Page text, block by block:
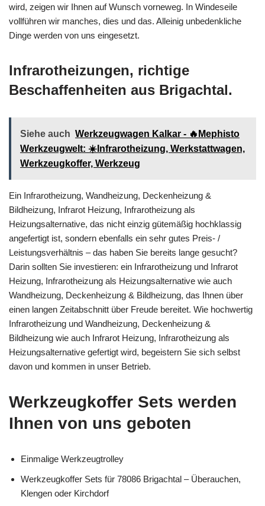
wird, zeigen wir Ihnen auf Wunsch vorneweg. In Windeseile
vollführen wir manches, dies und das. Alleinig unbedenkliche
Dinge werden von uns eingesetzt.
Infrarotheizungen, richtige
Beschaffenheiten aus Brigachtal.
Siehe auch Werkzeugwagen Kalkar - 🔥Mephisto
Werkzeugwelt: ☀️Infrarotheizung, Werkstattwagen,
Werkzeugkoffer, Werkzeug
Ein Infrarotheizung, Wandheizung, Deckenheizung &
Bildheizung, Infrarot Heizung, Infrarotheizung als
Heizungsalternative, das nicht einzig gütemäßig hochklassig
angefertigt ist, sondern ebenfalls ein sehr gutes Preis- /
Leistungsverhältnis – das haben Sie bereits lange gesucht?
Darin sollten Sie investieren: ein Infrarotheizung und Infrarot
Heizung, Infrarotheizung als Heizungsalternative wie auch
Wandheizung, Deckenheizung & Bildheizung, das Ihnen über
einen langen Zeitabschnitt über Freude bereitet. Wie hochwertig
Infrarotheizung und Wandheizung, Deckenheizung &
Bildheizung wie auch Infrarot Heizung, Infrarotheizung als
Heizungsalternative gefertigt wird, begeistern Sie sich selbst
davon und kommen in unser Betrieb.
Werkzeugkoffer Sets werden
Ihnen von uns geboten
Einmalige Werkzeugtrolley
Werkzeugkoffer Sets für 78086 Brigachtal – Überauchen,
Klengen oder Kirchdorf